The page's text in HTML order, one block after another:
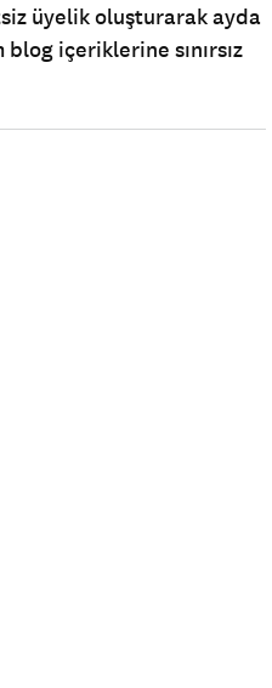
üyelik oluşturarak ayda
içeriklerine sınırsız